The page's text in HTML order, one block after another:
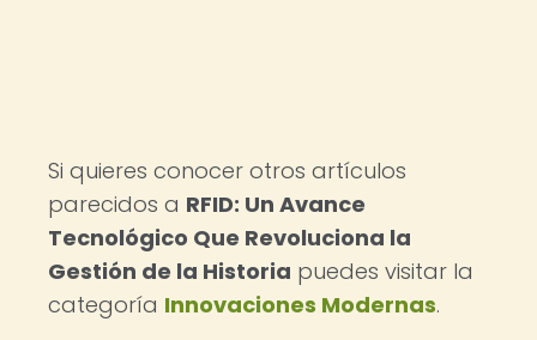
Si quieres conocer otros artículos
parecidos a RFID: Un Avance
Tecnológico Que Revoluciona la
Gestión de la Historia puedes visitar la
categoría Innovaciones Modernas.